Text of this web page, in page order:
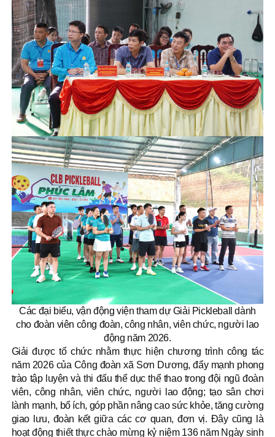
Các đại biểu, vận động viện tham dự Giải Pickleball dành
cho đoàn viên công đoàn, công nhân, viên chức, người lao
động năm 2026.
Giải được tổ chức nhằm thực hiện chương trình công tác
năm 2026 của Công đoàn xã Sơn Dương, đẩy mạnh phong
trào tập luyện và thi đấu thể dục thể thao trong đội ngũ đoàn
viên, công nhân, viên chức, người lao động; tạo sân chơi
lành mạnh, bổ ích, góp phần nâng cao sức khỏe, tăng cường
giao lưu, đoàn kết giữa các cơ quan, đơn vị. Đây cũng là
hoạt động thiết thực chào mừng kỷ niệm 136 năm Ngày sinh